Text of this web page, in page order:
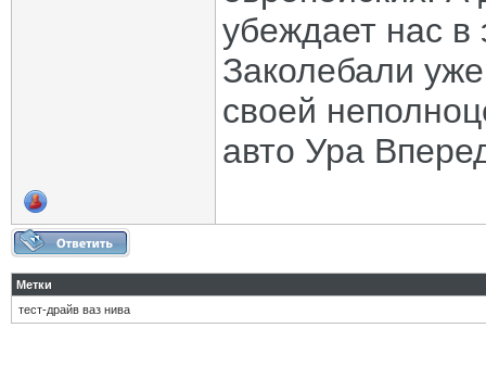
убеждает нас
Заколебали
своей
авто Ура
Метки
тест-драйв ваз нива